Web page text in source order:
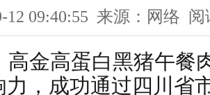
12 09:40:55 来源：网络
高金高蛋白黑猪午餐
力，成功通过四川省